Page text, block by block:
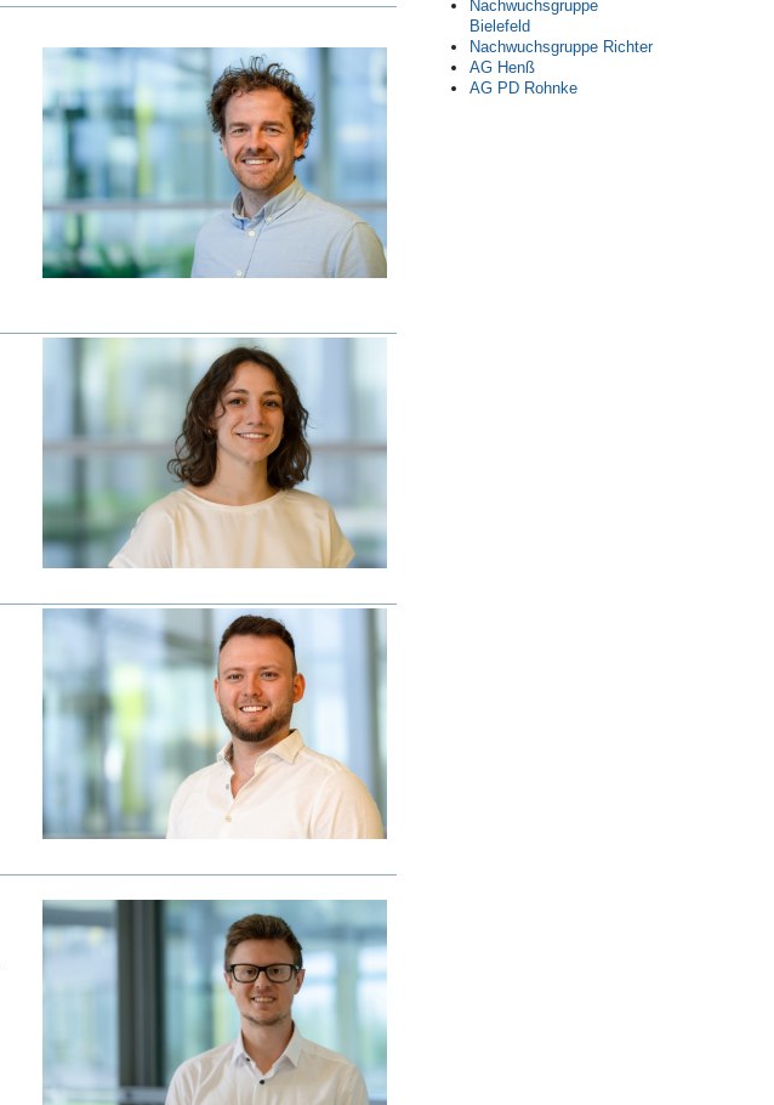
Nachwuchsgruppe
Bielefeld
Nachwuchsgruppe Richter
AG Henß
AG PD Rohnke